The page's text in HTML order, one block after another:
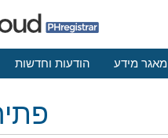
הודעות וחדשות מאגר מידע